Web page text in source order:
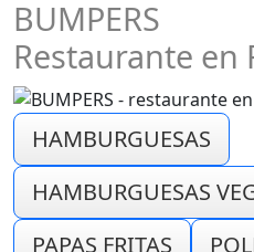
BUMPERS
Restaurante en
HAMBURGUESAS
HAMBURGUESAS
PAPAS FRITAS